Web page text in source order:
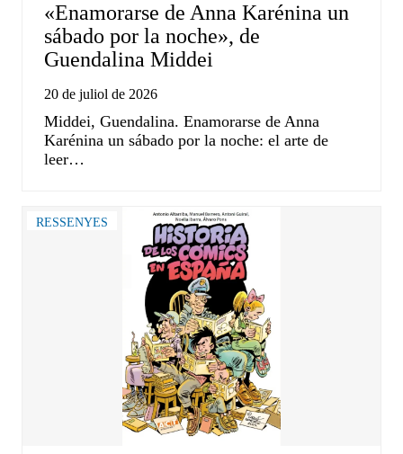
«Enamorarse de Anna Karénina un
sábado por la noche», de
Guendalina Middei
20 de juliol de 2026
Middei, Guendalina. Enamorarse de Anna
Karénina un sábado por la noche: el arte de
leer…
RESSENYES